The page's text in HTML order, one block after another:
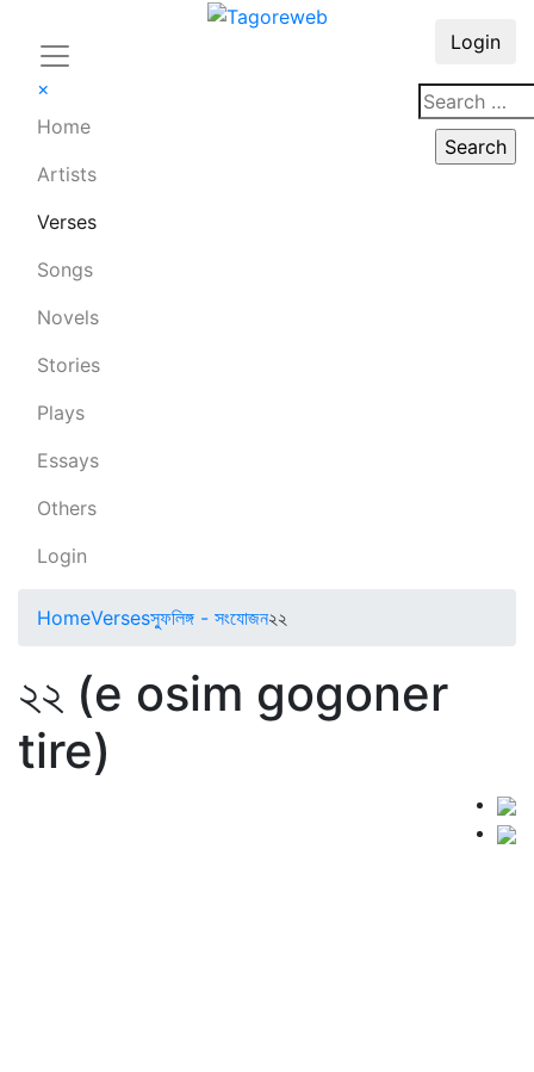
×
Home
Artists
Verses
Songs
Novels
Stories
Plays
Essays
Others
Login
Login
HomeVersesস্ফুলিঙ্গ - সংযোজন২২
২২ (e osim gogoner
tire)